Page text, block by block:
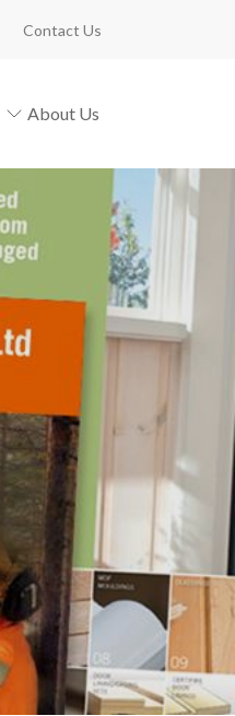
Contact Us
About Us